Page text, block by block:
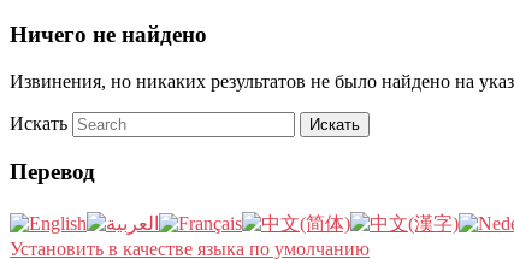
Ничего не найдено
Извинения, но никаких результатов не было найдено на
Искать
Перевод
Установить в качестве языка по умолчанию